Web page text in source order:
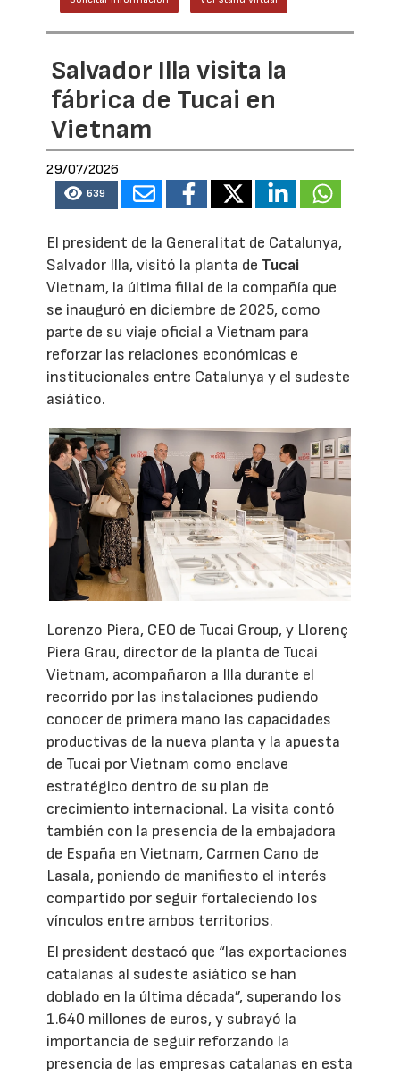
Salvador Illa visita la
fábrica de Tucai en
Vietnam
29/07/2026
639
El president de la Generalitat de Catalunya,
Salvador Illa, visitó la planta de Tucai
Vietnam, la última filial de la compañía que
se inauguró en diciembre de 2025, como
parte de su viaje oficial a Vietnam para
reforzar las relaciones económicas e
institucionales entre Catalunya y el sudeste
asiático.
Lorenzo Piera, CEO de Tucai Group, y Llorenç
Piera Grau, director de la planta de Tucai
Vietnam, acompañaron a Illa durante el
recorrido por las instalaciones pudiendo
conocer de primera mano las capacidades
productivas de la nueva planta y la apuesta
de Tucai por Vietnam como enclave
estratégico dentro de su plan de
crecimiento internacional. La visita contó
también con la presencia de la embajadora
de España en Vietnam, Carmen Cano de
Lasala, poniendo de manifiesto el interés
compartido por seguir fortaleciendo los
vínculos entre ambos territorios.
El president destacó que “las exportaciones
catalanas al sudeste asiático se han
doblado en la última década”, superando los
1.640 millones de euros, y subrayó la
importancia de seguir reforzando la
presencia de las empresas catalanas en esta